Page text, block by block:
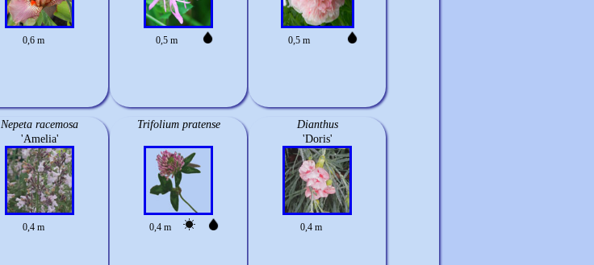
0,6 m 0,5 m 0,5 m
Nepeta racemosa
'Amelia'
0,4 m
Trifolium pratense
0,4 m
Dianthus
'Doris'
0,4 m